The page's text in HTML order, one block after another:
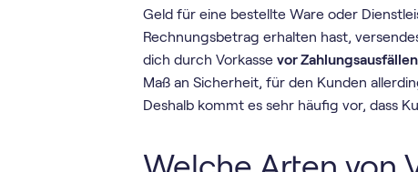
Geld für eine bestellte Ware oder
Rechnungsbetrag erhalten hast,
dich durch Vorkassevor
Maß an Sicherheit, für den Kunden
Deshalb kommt es sehr häufig vor, dass